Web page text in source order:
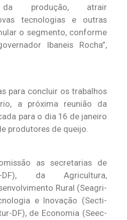
da produção, atrair
tecnologias e outras
o segmento, conforme
Ibaneis Rocha”,
para concluir os trabalhos
a próxima reunião da
para o dia 16 de janeiro
produtores de queijo.
as secretarias de
DF), da Agricultura,
Rural (Seagri-
e Inovação (Secti-
DF), de Economia (Seec-